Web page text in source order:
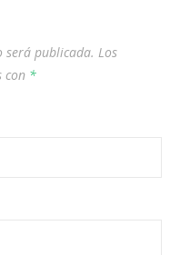
será publicada. Los
con *